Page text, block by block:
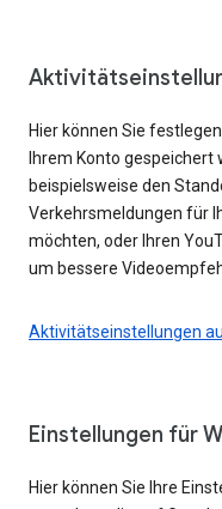
Hier können Sie
Ihrem Konto gespeichert
beispielsweise den
Verkehrsmeldungen für
möchten, oder Ihren
um bessere
Aktivitätseinstellungen
Einstellungen für
Hier können Sie Ihre